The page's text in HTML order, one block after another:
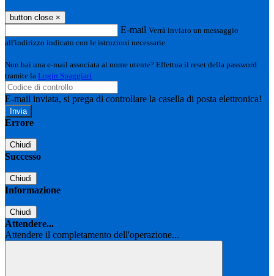
button close ×
E-mail Verrà inviato un messaggio
all'indirizzo indicato con le istruzioni necessarie.
Non hai una e-mail associata al nome utente? Effettua il reset della password
tramite la Login Spaggiari
E-mail inviata, si prega di controllare la casella di posta elettronica!
Errore
Chiudi
Successo
Chiudi
Informazione
Chiudi
Attendere...
Attendere il completamento dell'operazione...